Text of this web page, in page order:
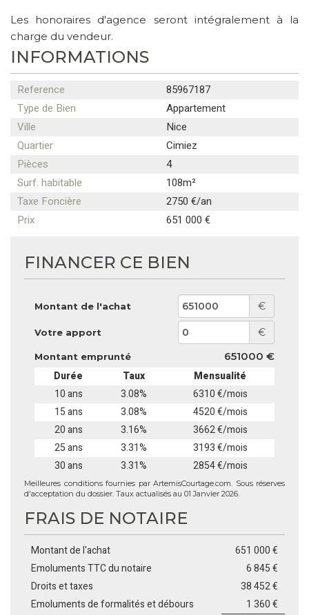
Les honoraires d'agence seront intégralement à la
charge du vendeur.
INFORMATIONS
Reference
85967187
Type de Bien
Appartement
Ville
Nice
Quartier
Cimiez
Pièces
4
Surf. habitable
108m²
Taxe Foncière
2750 €/an
Prix
651 000 €
FINANCER CE BIEN
Montant de l'achat €
Votre apport €
Montant emprunté 651000 €
Durée Taux
Mensualité
10 ans
3.08%
6310 €/mois
15 ans
3.08%
4520 €/mois
20 ans
3.16%
3662 €/mois
25 ans
3.31%
3193 €/mois
30 ans
3.31% 2854 €/mois
Meilleures conditions fournies par ArtemisCourtage.com. Sous réserves
d'acceptation du dossier. Taux actualisés au 01 Janvier 2026.
FRAIS DE NOTAIRE
Montant de l'achat
651 000 €
Emoluments TTC du notaire
6 845 €
Droits et taxes
38 452 €
Emoluments de formalités et débours
1 360 €